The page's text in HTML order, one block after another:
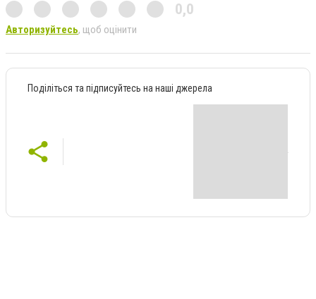
0,0
Авторизуйтесь, щоб оцінити
Поділіться та підписуйтесь на наші джерела